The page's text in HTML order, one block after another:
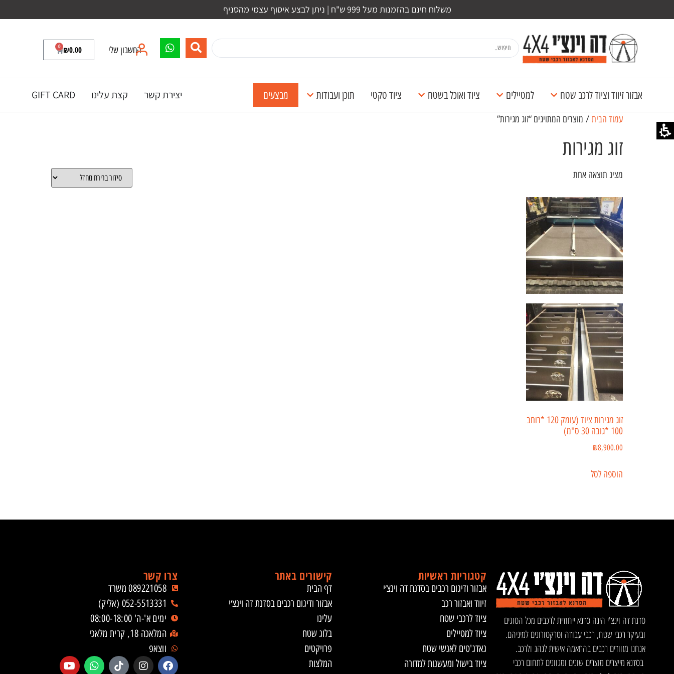
משלוח חינם בהזמנות מעל 999 ש"ח | ניתן לבצע איסוף עצמי מהסניף
החשבון שלי ₪0.00
0
אבזור זיווד וציוד לרכב שטח למטיילים ציוד ואוכל בשטח ציוד טקטי תוכן ועבודות מבצעים יצירת קשר קצת עלינו GIFT CARD
עמוד הבית / מוצרים המתויגים “זוג מגירות”
זוג מגירות
מציג תוצאה אחת
זוג מגירות ציוד (עומק 120 *רוחב
100 *גובה 30 ס"מ)
₪8,900.00
הוספה לסל
סדנת דה וינצ'י הינה סדנא ייחודית לרכבים מכל הסוגים
ובעיקר רכבי שטח, רכבי עבודה וטרקטורונים למיניהם.
אנחנו מזוודים רכבים בהתאמה אישית לנהג ולרכב.
בסדנא מייצרים מוצרים שונים ומגוונים לתחום רכבי
קטגוריות ראשיות
אבזור ודיגום רכבים בסדנת דה וינצ׳י
זיווד ואבזור רכב
ציוד לרכבי שטח
ציוד למטיילים
גאדג'טים לאנשי שטח
ציוד בישול ומעשנות למדורה
קישורים באתר
דף הבית
אבזור ודיגום רכבים בסדנת דה וינצ׳י
עלינו
בלוג שטח
פרויקטים
המלצות
צרו קשר
089221058 משרד
052-5513331 (אליק)
ימים א'-ה' 08:00-18:00
המלאכה 18, קרית מלאכי
ווצאפ